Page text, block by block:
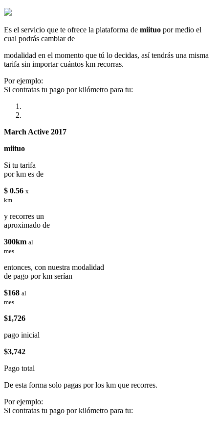
Es el servicio que te ofrece la plataforma de miituo por medio el
cual podrás cambiar de
modalidad en el momento que tú lo decidas, así tendrás una misma
tarifa sin importar cuántos km recorras.
Por ejemplo:
Si contratas tu pago por kilómetro para tu:
March Active 2017
miituo
Si tu tarifa
por km es de
$ 0.56 x
km
y recorres un
aproximado de
300km al
mes
entonces, con nuestra modalidad
de pago por km serían
$168 al
mes
$1,726
pago inicial
$3,742
Pago total
De esta forma solo pagas por los km que recorres.
Por ejemplo:
Si contratas tu pago por kilómetro para tu: